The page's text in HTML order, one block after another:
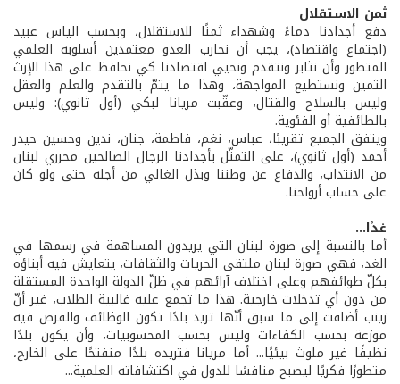
ثمن الاستقلال
دفع أجدادنا دماءً وشهداء ثمنًا للاستقلال، وبحسب الياس عبيد
(اجتماع واقتصاد)، يجب أن نحارب العدو معتمدين أسلوبه العلمي
المتطور وأن نثابر ونتقدم ونحيي اقتصادنا كي نحافظ على هذا الإرث
الثمين ونستطيع المواجهة، وهذا ما يتمّ بالتقدم والعلم والعقل
وليس بالسلاح والقتال، وعقّبت مريانا لبكي (أول ثانوي): وليس
بالطائفية أو الفئوية.
ويتفق الجميع تقريبًا، عباس، نغم، فاطمة، جنان، ندين وحسين حيدر
أحمد (أول ثانوي)، على التمثّل بأجدادنا الرجال الصالحين محرري لبنان
من الانتداب، والدفاع عن وطننا وبذل الغالي من أجله حتى ولو كان
على حساب أرواحنا.
غدًا...
أما بالنسبة إلى صورة لبنان التي يريدون المساهمة في رسمها في
الغد، فهي صورة لبنان ملتقى الحريات والثقافات، يتعايش فيه أبناؤه
بكلّ طوائفهم وعلى اختلاف آرائهم في ظلّ الدولة الواحدة المستقلة
من دون أي تدخلات خارجية. هذا ما تجمع عليه غالبية الطلاب، غير أنّ
زينب أضافت إلى ما سبق أنّها تريد بلدًا تكون الوظائف والفرص فيه
موزعة بحسب الكفاءات وليس بحسب المحسوبيات، وأن يكون بلدًا
نظيفًا غير ملوث بيئيًا... أما مريانا فتريده بلدًا منفتحًا على الخارج،
متطورًا فكريًا ليصبح منافسًا للدول في اكتشافاته العلمية...